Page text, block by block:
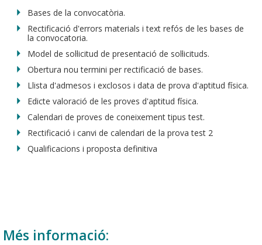
Bases de la convocatòria.
Rectificació d'errors materials i text refós de les bases de
la convocatoria.
Model de sol·licitud de presentació de sol·licituds.
Obertura nou termini per rectificació de bases.
Llista d'admesos i exclosos i data de prova d'aptitud física.
Edicte valoració de les proves d'aptitud física.
Calendari de proves de coneixement tipus test.
Rectificació i canvi de calendari de la prova test 2
Qualificacions i proposta definitiva
Més informació: